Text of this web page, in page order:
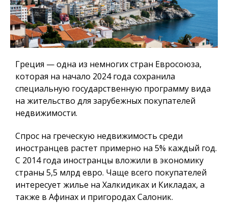
Греция — одна из немногих стран Евросоюза,
которая на начало 2024 года сохранила
специальную государственную программу вида
на жительство для зарубежных покупателей
недвижимости.
Спрос на греческую недвижимость среди
иностранцев растет примерно на 5% каждый год.
С 2014 года иностранцы вложили в экономику
страны 5,5 млрд евро. Чаще всего покупателей
интересует жилье на Халкидиках и Кикладах, а
также в Афинах и пригородах Салоник.